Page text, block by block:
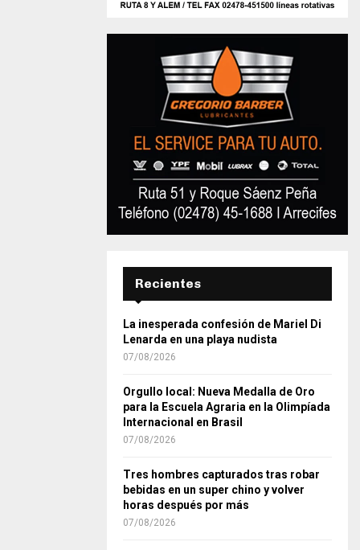
Recientes
La inesperada confesión de Mariel Di
Lenarda en una playa nudista
07/08/2026
Orgullo local: Nueva Medalla de Oro
para la Escuela Agraria en la Olimpíada
Internacional en Brasil
07/08/2026
Tres hombres capturados tras robar
bebidas en un super chino y volver
horas después por más
07/08/2026